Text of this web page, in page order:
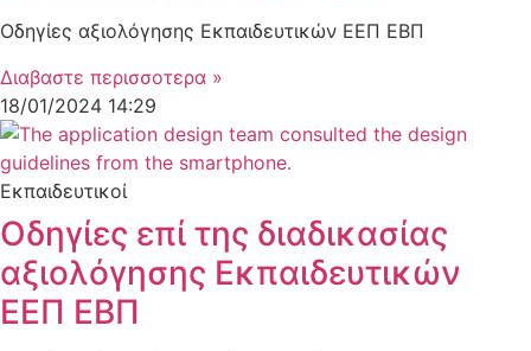
Οδηγίες αξιολόγησης Εκπαιδευτικών ΕΕΠ ΕΒΠ
Διαβαστε περισσοτερα »
18/01/2024 14:29
Εκπαιδευτικοί
Οδηγίες επί της διαδικασίας
αξιολόγησης Εκπαιδευτικών
ΕΕΠ ΕΒΠ